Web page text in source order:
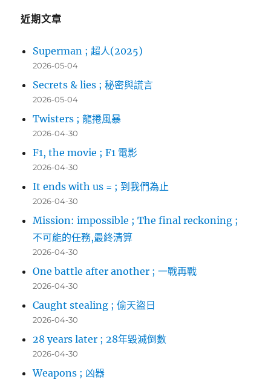
近期文章
Superman ; 超人(2025)
2026-05-04
Secrets & lies ; 秘密與謊言
2026-05-04
Twisters ; 龍捲風暴
2026-04-30
F1, the movie ; F1 電影
2026-04-30
It ends with us = ; 到我們為止
2026-04-30
Mission: impossible ; The final reckoning ;
不可能的任務,最終清算
2026-04-30
One battle after another ; 一戰再戰
2026-04-30
Caught stealing ; 偷天盜日
2026-04-30
28 years later ; 28年毀滅倒數
2026-04-30
Weapons ; 凶器